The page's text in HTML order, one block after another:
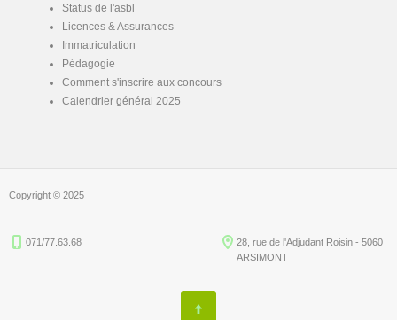
Status de l'asbl
Licences & Assurances
Immatriculation
Pédagogie
Comment s'inscrire aux concours
Calendrier général 2025
Copyright © 2025
071/77.63.68
28, rue de l'Adjudant Roisin - 5060
ARSIMONT